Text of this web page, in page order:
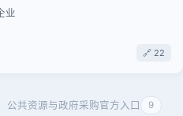
业
🔗 22
公共资源与政府采购官方入口 9